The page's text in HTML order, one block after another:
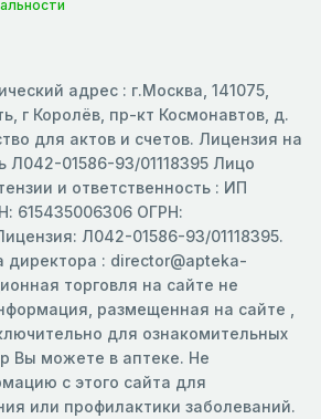
адрес : г.Москва, 141075,
г Королёв, пр-кт Космонавтов, д.
для актов и счетов. Лицензия на
Л042-01586-93/01118395 Лицо
и ответственность : ИП
615435006306 ОГРН:
Л042-01586-93/01118395.
директора : director@apteka-
торговля на сайте не
размещенная на сайте ,
для ознакомительных
Вы можете в аптеке. Не
с этого сайта для
или профилактики заболеваний.